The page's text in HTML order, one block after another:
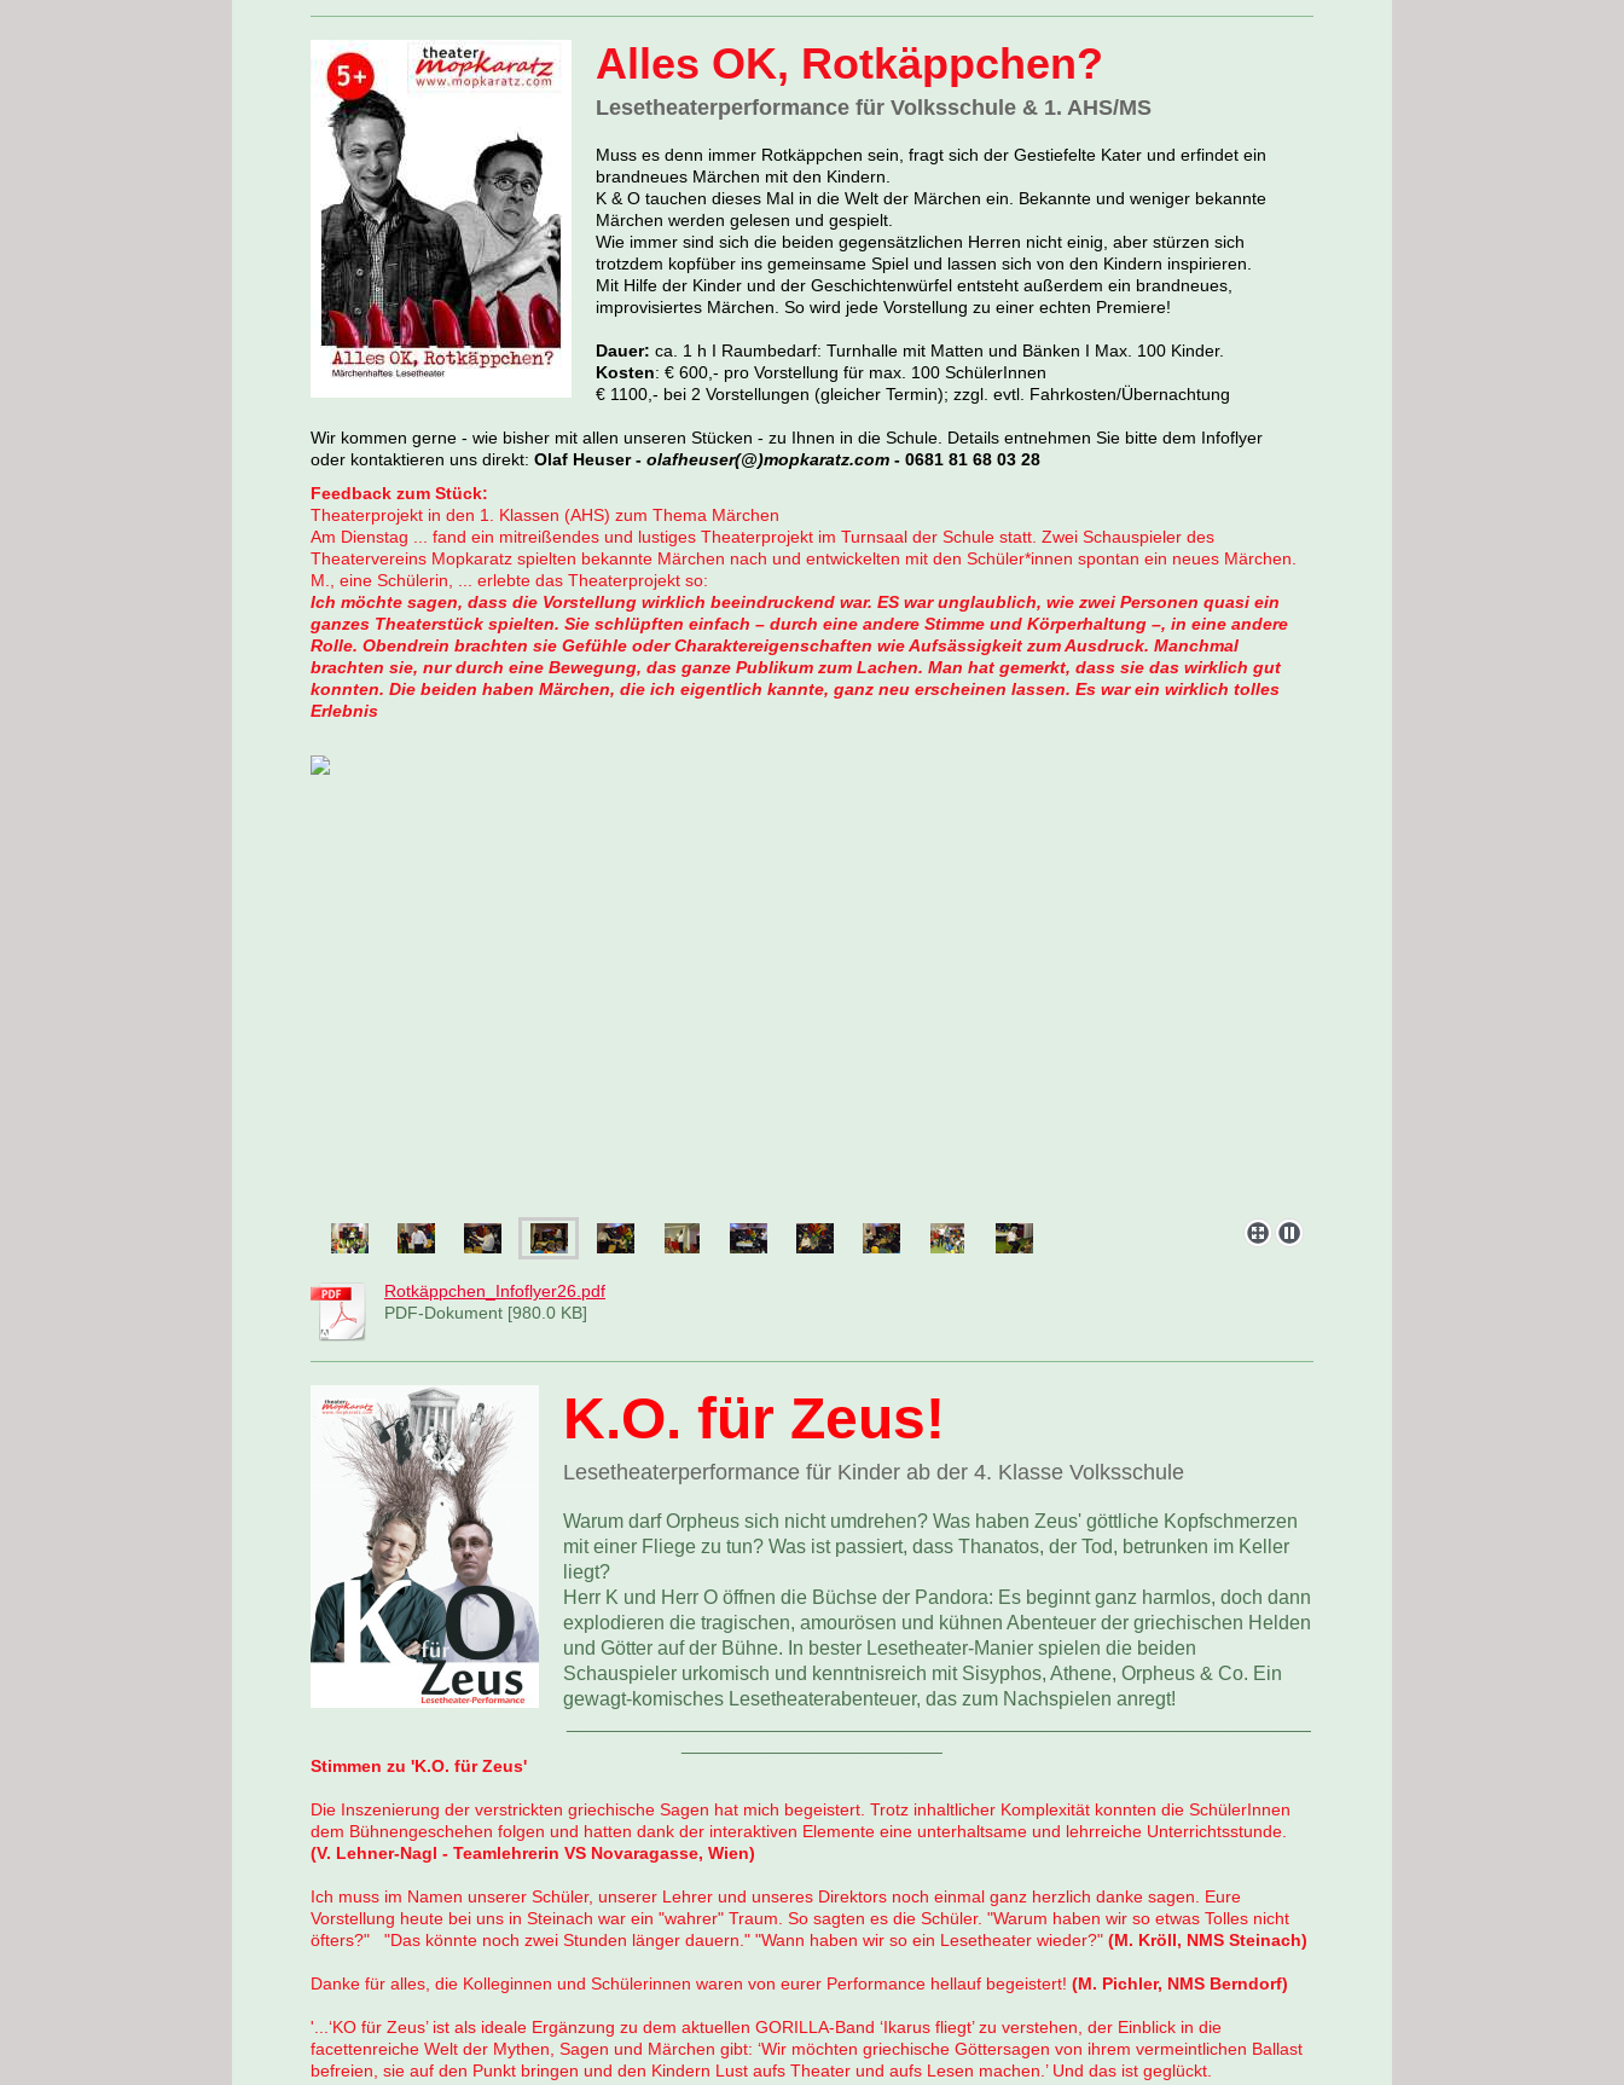
Alles OK, Rotkäppchen?
Lesetheaterperformance für Volksschule & 1. AHS/MS
Muss es denn immer Rotkäppchen sein, fragt sich der Gestiefelte Kater und erfindet ein
brandneues Märchen mit den Kindern.
K & O tauchen dieses Mal in die Welt der Märchen ein. Bekannte und weniger bekannte
Märchen werden gelesen und gespielt.
Wie immer sind sich die beiden gegensätzlichen Herren nicht einig, aber stürzen sich
trotzdem kopfüber ins gemeinsame Spiel und lassen sich von den Kindern inspirieren.
Mit Hilfe der Kinder und der Geschichtenwürfel entsteht außerdem ein brandneues,
improvisiertes Märchen. So wird jede Vorstellung zu einer echten Premiere!
Dauer: ca. 1 h I Raumbedarf: Turnhalle mit Matten und Bänken I Max. 100 Kinder.
Kosten: € 600,- pro Vorstellung für max. 100 SchülerInnen
€ 1100,- bei 2 Vorstellungen (gleicher Termin); zzgl. evtl. Fahrkosten/Übernachtung
Wir kommen gerne - wie bisher mit allen unseren Stücken - zu Ihnen in die Schule. Details entnehmen Sie bitte dem Infoflyer
oder kontaktieren uns direkt: Olaf Heuser - olafheuser(@)mopkaratz.com - 0681 81 68 03 28
Feedback zum Stück:
Theaterprojekt in den 1. Klassen (AHS) zum Thema Märchen
Am Dienstag ... fand ein mitreißendes und lustiges Theaterprojekt im Turnsaal der Schule statt. Zwei Schauspieler des
Theatervereins Mopkaratz spielten bekannte Märchen nach und entwickelten mit den Schüler*innen spontan ein neues Märchen.
M., eine Schülerin, ... erlebte das Theaterprojekt so:
Ich möchte sagen, dass die Vorstellung wirklich beeindruckend war. ES war unglaublich, wie zwei Personen quasi ein
ganzes Theaterstück spielten. Sie schlüpften einfach – durch eine andere Stimme und Körperhaltung –, in eine andere
Rolle. Obendrein brachten sie Gefühle oder Charaktereigenschaften wie Aufsässigkeit zum Ausdruck. Manchmal
brachten sie, nur durch eine Bewegung, das ganze Publikum zum Lachen. Man hat gemerkt, dass sie das wirklich gut
konnten. Die beiden haben Märchen, die ich eigentlich kannte, ganz neu erscheinen lassen. Es war ein wirklich tolles
Erlebnis
Rotkäppchen_Infoflyer26.pdf
PDF-Dokument [980.0 KB]
K.O. für Zeus!
Lesetheaterperformance für Kinder ab der 4. Klasse Volksschule
Warum darf Orpheus sich nicht umdrehen? Was haben Zeus' göttliche Kopfschmerzen
mit einer Fliege zu tun? Was ist passiert, dass Thanatos, der Tod, betrunken im Keller
liegt?
Herr K und Herr O öffnen die Büchse der Pandora: Es beginnt ganz harmlos, doch dann
explodieren die tragischen, amourösen und kühnen Abenteuer der griechischen Helden
und Götter auf der Bühne. In bester Lesetheater-Manier spielen die beiden
Schauspieler urkomisch und kenntnisreich mit Sisyphos, Athene, Orpheus & Co. Ein
gewagt-komisches Lesetheaterabenteuer, das zum Nachspielen anregt!
Stimmen zu 'K.O. für Zeus'
Die Inszenierung der verstrickten griechische Sagen hat mich begeistert. Trotz inhaltlicher Komplexität konnten die SchülerInnen
dem Bühnengeschehen folgen und hatten dank der interaktiven Elemente eine unterhaltsame und lehrreiche Unterrichtsstunde.
(V. Lehner-Nagl - Teamlehrerin VS Novaragasse, Wien)
Ich muss im Namen unserer Schüler, unserer Lehrer und unseres Direktors noch einmal ganz herzlich danke sagen. Eure
Vorstellung heute bei uns in Steinach war ein "wahrer" Traum. So sagten es die Schüler. "Warum haben wir so etwas Tolles nicht
öfters?" "Das könnte noch zwei Stunden länger dauern." "Wann haben wir so ein Lesetheater wieder?" (M. Kröll, NMS Steinach)
Danke für alles, die Kolleginnen und Schülerinnen waren von eurer Performance hellauf begeistert! (M. Pichler, NMS Berndorf)
'...‘KO für Zeus’ ist als ideale Ergänzung zu dem aktuellen GORILLA-Band ‘Ikarus fliegt’ zu verstehen, der Einblick in die
facettenreiche Welt der Mythen, Sagen und Märchen gibt: ‘Wir möchten griechische Göttersagen von ihrem vermeintlichen Ballast
befreien, sie auf den Punkt bringen und den Kindern Lust aufs Theater und aufs Lesen machen.’ Und das ist geglückt.